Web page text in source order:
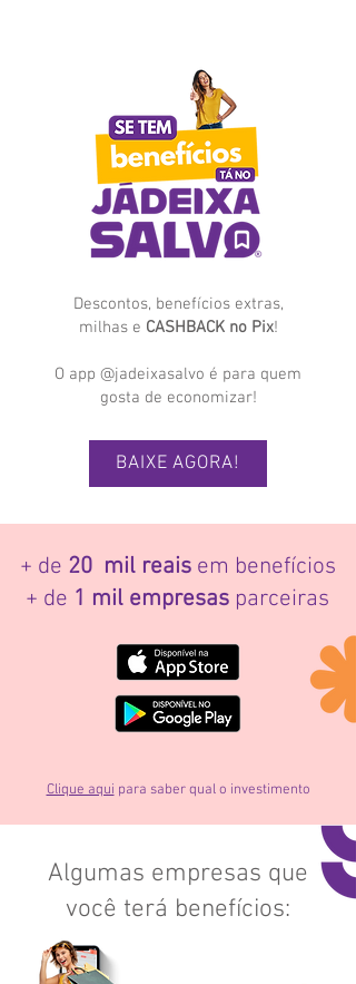
Descontos, benefícios extras,
milhas e CASHBACK no Pix!
O app @jadeixasalvo é para quem
gosta de economizar!
BAIXE AGORA!
+ de 20 mil reaisem benefícios
+ de 1 mil empresas parceiras
Clique aqui para saber qual o investimento
Algumas empresas que
você terá benefícios: